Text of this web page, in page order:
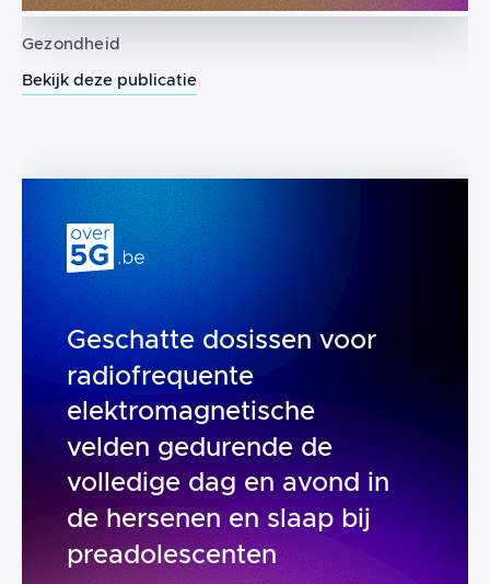
De effecten van blootstelling aan
Gezondheid
Bekijk deze publicatie
Geschatte dosissen voor
radiofrequente
elektromagnetische
velden gedurende de
volledige dag en avond in
de hersenen en slaap bij
preadolescenten